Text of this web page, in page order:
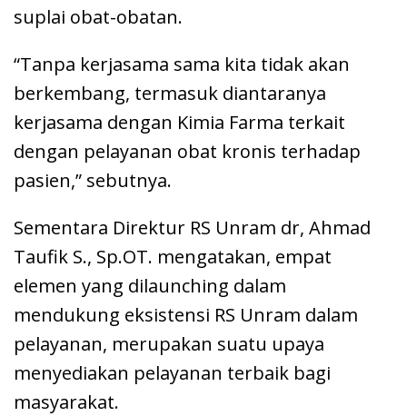
suplai obat-obatan.
“Tanpa kerjasama sama kita tidak akan
berkembang, termasuk diantaranya
kerjasama dengan Kimia Farma terkait
dengan pelayanan obat kronis terhadap
pasien,” sebutnya.
Sementara Direktur RS Unram dr, Ahmad
Taufik S., Sp.OT. mengatakan, empat
elemen yang dilaunching dalam
mendukung eksistensi RS Unram dalam
pelayanan, merupakan suatu upaya
menyediakan pelayanan terbaik bagi
masyarakat.